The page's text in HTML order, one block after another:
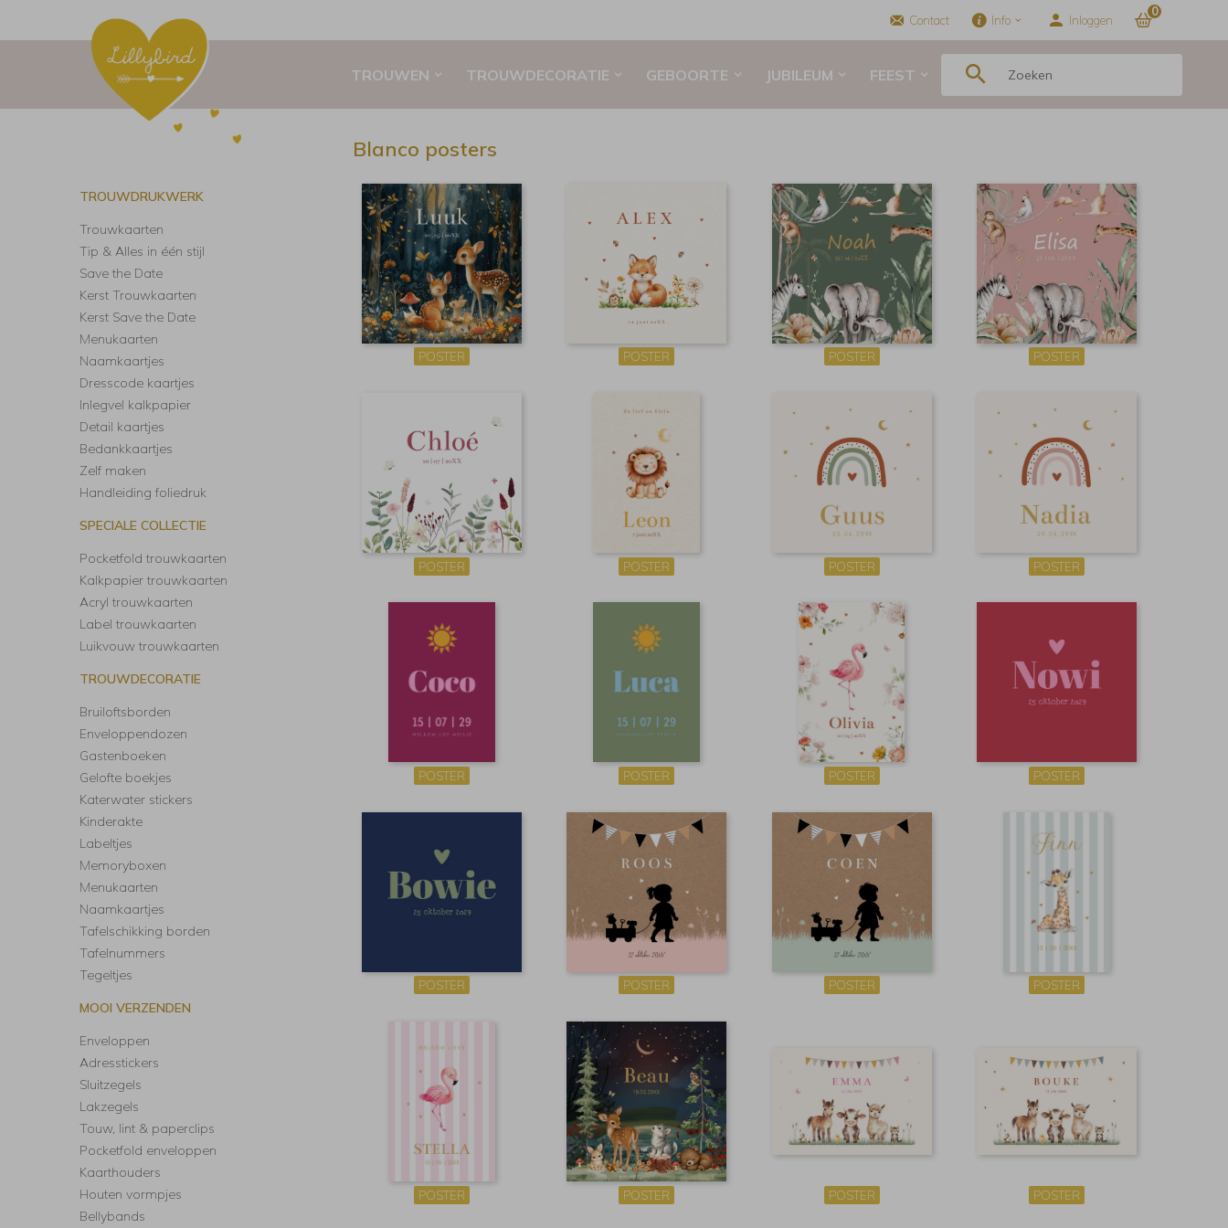
Contact Info Inloggen
0
TROUWEN TROUWDECORATIE GEBOORTE JUBILEUM FEEST
TROUWDRUKWERK
Trouwkaarten
Tip & Alles in één stijl
Save the Date
Kerst Trouwkaarten
Kerst Save the Date
Menukaarten
Naamkaartjes
Dresscode kaartjes
Inlegvel kalkpapier
Detail kaartjes
Bedankkaartjes
Zelf maken
Handleiding foliedruk
SPECIALE COLLECTIE
Pocketfold trouwkaarten
Kalkpapier trouwkaarten
Acryl trouwkaarten
Label trouwkaarten
Luikvouw trouwkaarten
TROUWDECORATIE
Bruiloftsborden
Enveloppendozen
Gastenboeken
Gelofte boekjes
Katerwater stickers
Kinderakte
Labeltjes
Memoryboxen
Menukaarten
Naamkaartjes
Tafelschikking borden
Tafelnummers
Tegeltjes
MOOI VERZENDEN
Enveloppen
Adresstickers
Sluitzegels
Lakzegels
Touw, lint & paperclips
Pocketfold enveloppen
Kaarthouders
Houten vormpjes
Bellybands
Blanco posters
POSTER POSTER POSTER POSTER
POSTER POSTER POSTER POSTER
POSTER POSTER POSTER POSTER
POSTER POSTER POSTER POSTER
POSTER POSTER POSTER POSTER